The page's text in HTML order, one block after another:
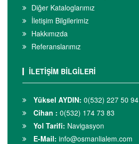
Diğer Kataloglarımız
İletişim Bilgilerimiz
Hakkımızda
Referanslarımız
İLETİŞİM BİLGİLERİ
Yüksel AYDIN: 0(532) 227 50 94
Cihan : 0(532) 174 73 83
Yol Tarifi: Navigasyon
E-Mail: info@osmanlialem.com